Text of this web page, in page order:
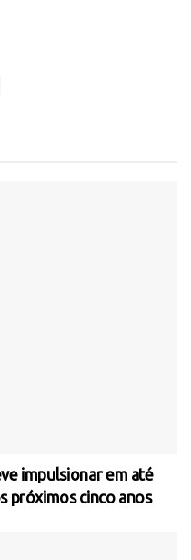
impulsionar em até
próximos cinco anos